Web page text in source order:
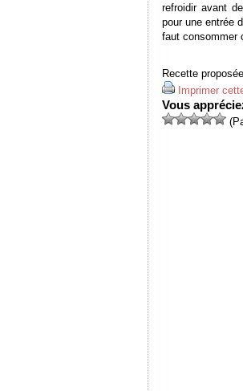
refroidir avant
pour une entrée
faut consommer
Recette
Imprimer
Vous